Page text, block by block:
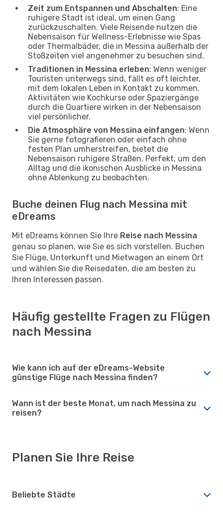
Zeit zum Entspannen und Abschalten: Eine
ruhigere Stadt ist ideal, um einen Gang
zurückzuschalten. Viele Reisende nutzen die
Nebensaison für Wellness-Erlebnisse wie Spas
oder Thermalbäder, die in Messina außerhalb der
Stoßzeiten viel angenehmer zu besuchen sind.
Traditionen in Messina erleben: Wenn weniger
Touristen unterwegs sind, fällt es oft leichter,
mit dem lokalen Leben in Kontakt zu kommen.
Aktivitäten wie Kochkurse oder Spaziergänge
durch die Quartiere wirken in der Nebensaison
viel persönlicher.
Die Atmosphäre von Messina einfangen: Wenn
Sie gerne fotografieren oder einfach ohne
festen Plan umherstreifen, bietet die
Nebensaison ruhigere Straßen. Perfekt, um den
Alltag und die ikonischen Ausblicke in Messina
ohne Ablenkung zu beobachten.
Buche deinen Flug nach Messina mit
eDreams
Mit eDreams können Sie Ihre Reise nach Messina
genau so planen, wie Sie es sich vorstellen. Buchen
Sie Flüge, Unterkunft und Mietwagen an einem Ort
und wählen Sie die Reisedaten, die am besten zu
Ihren Interessen passen.
Häufig gestellte Fragen zu Flügen
nach Messina
Wie kann ich auf der eDreams-Website
günstige Flüge nach Messina finden?
Wann ist der beste Monat, um nach Messina zu
reisen?
Planen Sie Ihre Reise
Beliebte Städte